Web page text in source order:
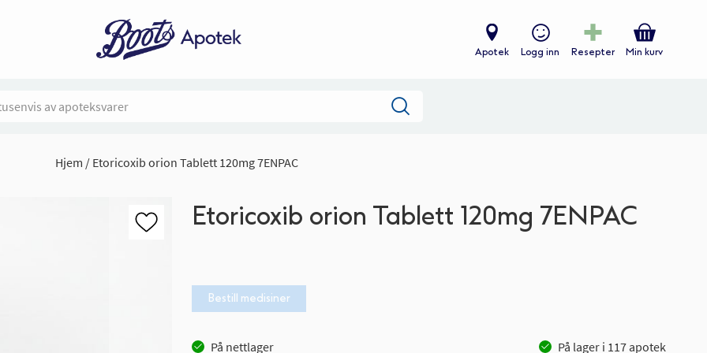
Apotek Logg inn Resepter Min kurv
Hjem Etoricoxib orion Tablett 120mg 7ENPAC
Etoricoxib orion Tablett 120mg 7ENPAC
Bestill medisiner
På nettlager På lager i 117apotek